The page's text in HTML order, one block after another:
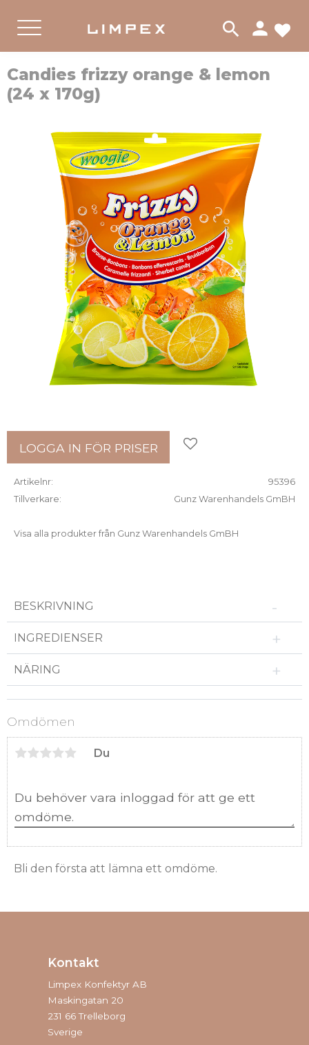
search person
PRODUKTER
Candies frizzy orange & lemon
(24 x 170g)
LOGGA IN FÖR PRISER
Artikelnr
95396
Tillverkare
Gunz Warenhandels GmBH
Visa alla produkter från Gunz Warenhandels GmBH
BESKRIVNING
INGREDIENSER
NÄRING
Omdömen
Du
Bli den första att lämna ett omdöme.
Kontakt
Limpex Konfektyr AB
Maskingatan 20
231 66 Trelleborg
Sverige